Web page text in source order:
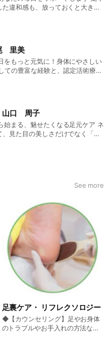
た違和感も、放っておくと大きな
すさや快適さを大切にした施術を
「もっと早く来ればよかった」
だけるようなケアを目指していま
小さなお悩みでもお気軽にご相談
里美
をもっと元気に！身体にやさしい
、疲れにくくなる方も多くいら
どんな小さな不調でもお気軽にご
皆さまが元気に、快適に歩ける毎
山口 周子
まる、魅せたくなる足元ケア ネ
、見た目の美しさだけでなく「健
的な足元を作りましょう！ 👣経See more
足裏ケア・ リフレクソロジー
◆【カウンセリング】足やお身体
のトラブルやお手入れの方法など